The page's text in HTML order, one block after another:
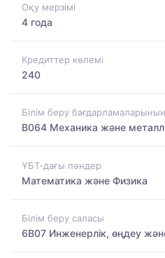
Оқу мерзімі
4 года
Кредиттер көлемі
240
Білім беру
B064 Механика және
ҰБТ-дағы пәндер
Математика және Физика
Білім беру саласы
6B07 Инженерлік, өңдеу